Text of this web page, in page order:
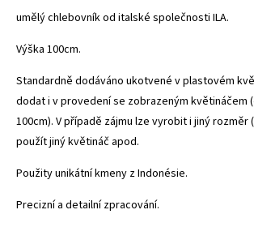
umělý chlebovník od italské společnosti ILA.
Výška 100cm.
Standardně dodáváno ukotvené v plastovém
dodat i v provedení se zobrazeným květináčem
100cm). V případě zájmu lze vyrobit i jiný rozměr
použít jiný květináč apod.
Použity unikátní kmeny z Indonésie.
Precizní a detailní zpracování.